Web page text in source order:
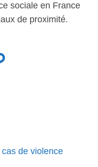
sociale en France
de proximité.
cas de violence